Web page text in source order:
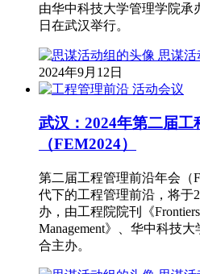
由华中科技大学管理学院承
日在武汉举行。
思谋活
2024年9月12日
活动会议
武汉：2024年第二届工
（FEM2024）
第二届工程管理前沿年会（
代下的工程管理前沿，将于
办，由工程院院刊《
Management》、华中科技
合主办。